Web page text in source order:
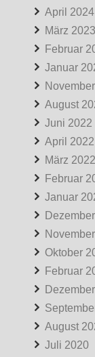
April 2024
März 2023
Februar
Januar
August
Juni 2022
April 2022
März 2022
Februar
Januar
Oktober
Februar
August
Juli 2020